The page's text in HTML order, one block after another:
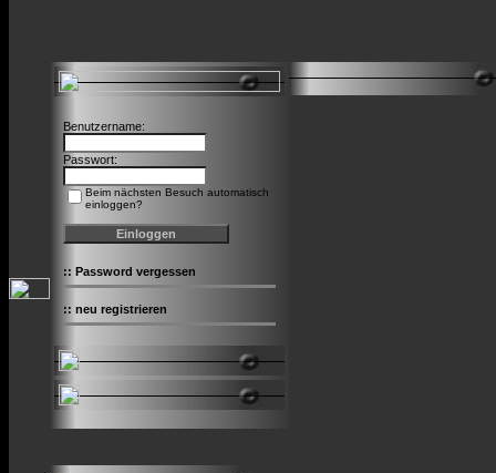
Benutzername:
Passwort:
Beim nächsten Besuch automatisch
einloggen?
:: Password vergessen
:: neu registrieren